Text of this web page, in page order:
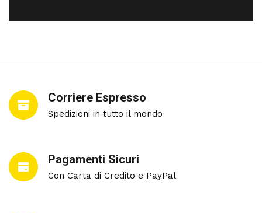
Corriere Espresso
Spedizioni in tutto il mondo
Pagamenti Sicuri
Con Carta di Credito e PayPal